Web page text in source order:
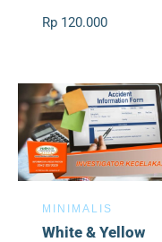
Rp 120.000
MINIMALIS
White & Yellow